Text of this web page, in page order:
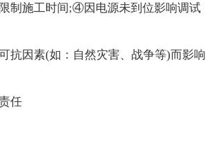
制施工时间;④因电源未到位影响调试
抗因素(如：自然灾害、战争等)而影响
任